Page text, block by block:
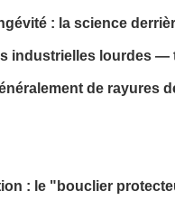
: la science
industrielles lourdes
de rayures
: le "bouclier